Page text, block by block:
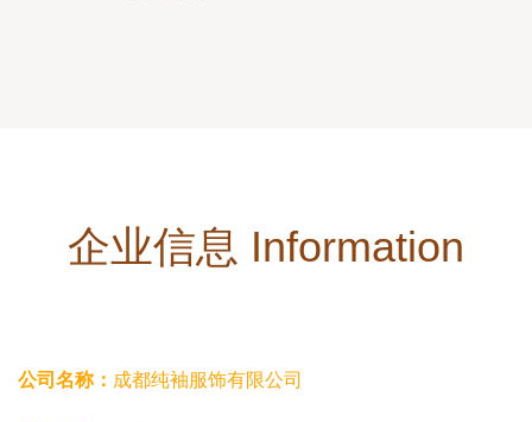
企业信息 Information
公司名称： 成都纯袖服饰有限公司